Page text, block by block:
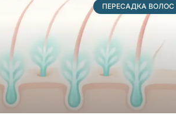
ПЕРЕСАДКА ВОЛОС